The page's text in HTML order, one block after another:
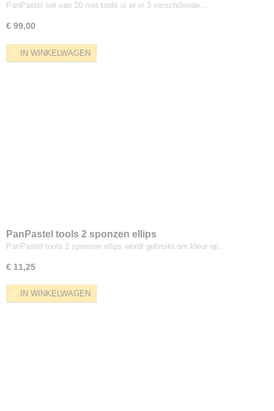
PanPastel set van 20 met tools is er in 3 verschillende…
€ 99,00
IN WINKELWAGEN
PanPastel tools 2 sponzen ellips
PanPastel tools 2 sponzen ellips wordt gebruikt om kleur op…
€ 11,25
IN WINKELWAGEN